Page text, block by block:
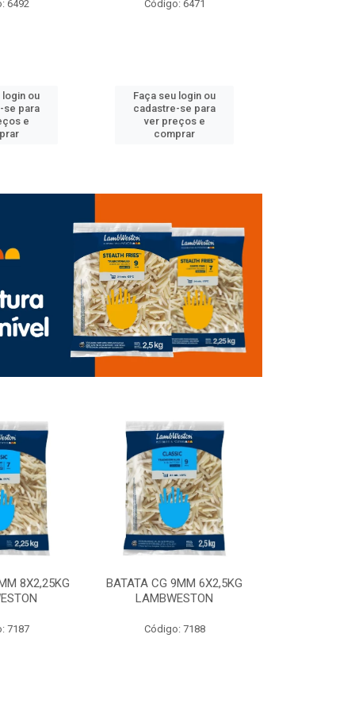
6471
login ou
se para
e
Código: 6489
Faça seu login ou
cadastre-se para
ver preços e
comprar
8X2,25KG
7187
BATATA CG 9MM 6X2,5KG
LAMBWESTON
Código: 7188